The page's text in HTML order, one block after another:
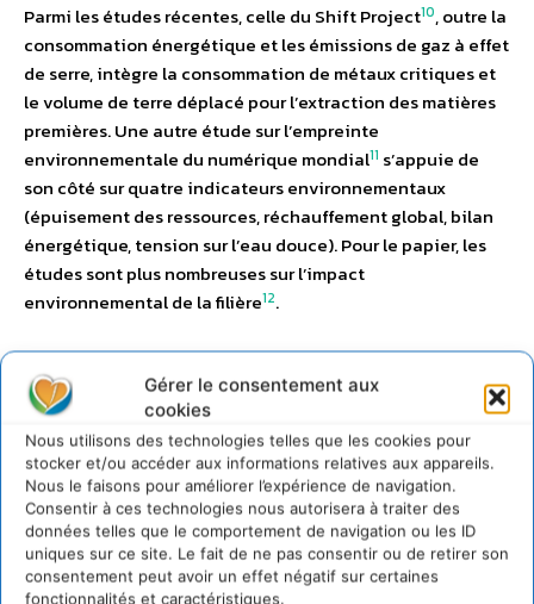
Gérer le consentement aux
cookies
Nous utilisons des technologies telles que les cookies pour
stocker et/ou accéder aux informations relatives aux appareils.
Nous le faisons pour améliorer l’expérience de navigation.
Consentir à ces technologies nous autorisera à traiter des
données telles que le comportement de navigation ou les ID
uniques sur ce site. Le fait de ne pas consentir ou de retirer son
consentement peut avoir un effet négatif sur certaines
fonctionnalités et caractéristiques.
Parmi les études récentes, celle du Shift Project10, outre la
consommation énergétique et les émissions de gaz à effet
de serre, intègre la consommation de métaux critiques et
le volume de terre déplacé pour l’extraction des matières
premières. Une autre étude sur l’empreinte
environnementale du numérique mondial11 s’appuie de
son côté sur quatre indicateurs environnementaux
(épuisement des ressources, réchauffement global, bilan
énergétique, tension sur l’eau douce). Pour le papier, les
études sont plus nombreuses sur l’impact
environnemental de la filière12.
L’étude Quantis procède de son côté, c’est un de ses
intérêts, à une analyse comparative de l’impact sur seize
indicateurs
. Sur cette base (voir annexe), l’envoi d’une
facture par courrier ou par mail a, comme pour les GES, des
impacts environnementaux différentiés mais qui
globalement se valent, avec un léger avantage à la
solution papier (neuf critères sur seize).
Dans d’autres cas14, le papier est la filière qui a nettement